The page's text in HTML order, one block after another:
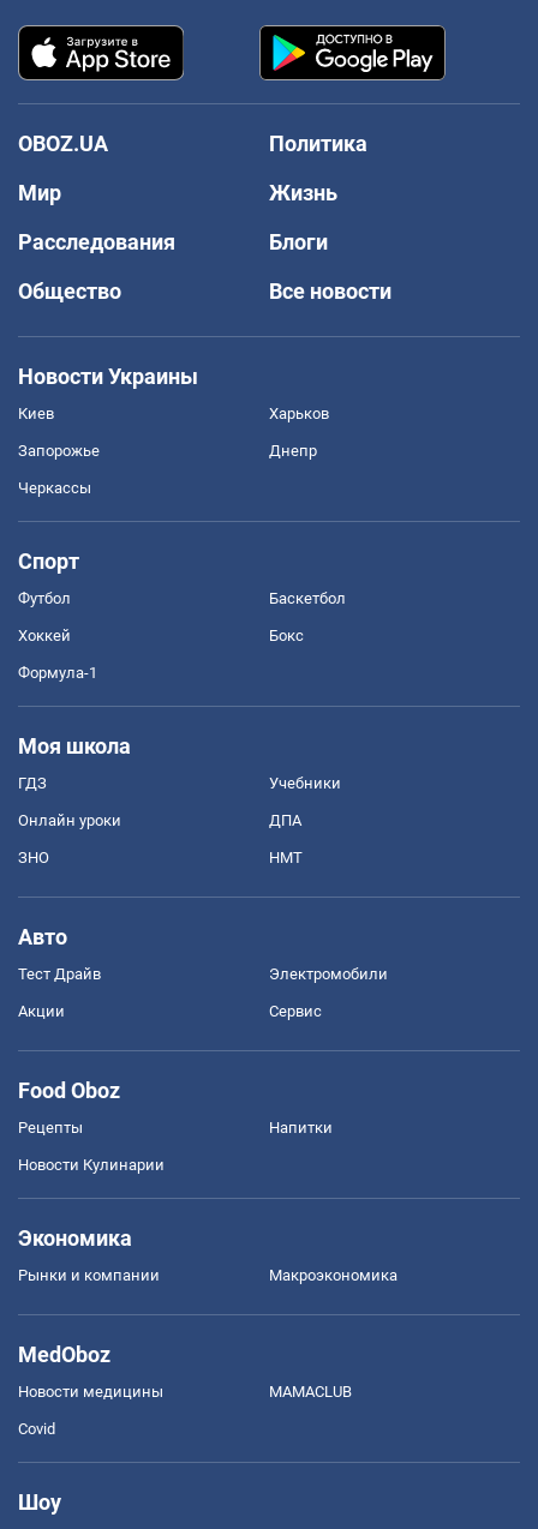
OBOZ.UA
Политика
Мир
Жизнь
Расследования
Блоги
Общество
Все новости
Новости Украины
Киев Харьков
Запорожье Днепр
Черкассы
Спорт
Футбол Баскетбол
Хоккей Бокс
Формула-1
Моя школа
ГДЗ Учебники
Онлайн уроки ДПА
ЗНО НМТ
Авто
Тест Драйв Электромобили
Акции Сервис
Food Oboz
Рецепты Напитки
Новости Кулинарии
Экономика
Рынки и компании Mакроэкономика
MedOboz
Новости медицины MAMACLUB
Covid
Шоу